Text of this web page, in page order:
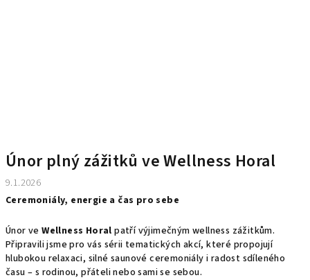
Únor plný zážitků ve Wellness Horal
9.1.2026
Ceremoniály, energie a čas pro sebe
Únor ve Wellness Horal patří výjimečným wellness zážitkům.
Připravili jsme pro vás sérii tematických akcí, které propojují
hlubokou relaxaci, silné saunové ceremoniály i radost sdíleného
času – s rodinou, přáteli nebo sami se sebou.